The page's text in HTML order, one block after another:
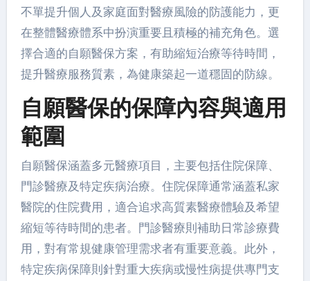
不單提升個人及家庭面對醫療風險的防護能力，更
在整體醫療體系中扮演重要且積極的補充角色。選
擇合適的自願醫保方案，有助縮短治療等待時間，
提升醫療服務質素，為健康築起一道穩固的防線。
自願醫保的保障內容與適用
範圍
自願醫保涵蓋多元醫療項目，主要包括住院保障、
門診醫療及特定疾病治療。住院保障通常涵蓋私家
醫院的住院費用，適合追求高質素醫療體驗及希望
縮短等待時間的患者。門診醫療則補助日常診療費
用，對有常規健康管理需求者有重要意義。此外，
特定疾病保障則針對重大疾病或慢性病提供專門支